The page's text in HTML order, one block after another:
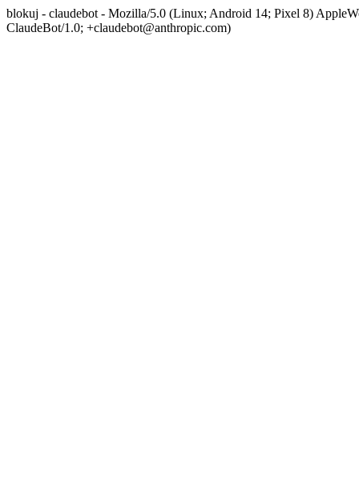
blokuj - claudebot - Mozilla/5.0 (Linux; Android 14; Pixel 8)
ClaudeBot/1.0; +claudebot@anthropic.com)